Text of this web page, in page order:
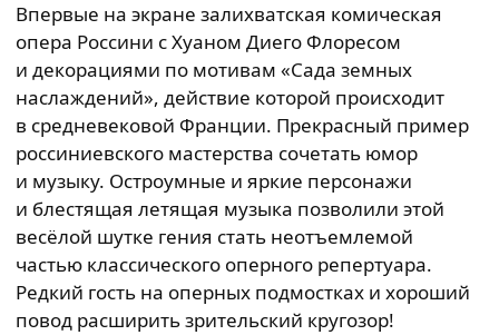
Впервые на экране залихватская комическая
опера Россини с Хуаном Диего Флоресом
и декорациями по мотивам «Сада земных
наслаждений», действие которой происходит
в средневековой Франции. Прекрасный пример
россиниевского мастерства сочетать юмор
и музыку. Остроумные и яркие персонажи
и блестящая летящая музыка позволили этой
весёлой шутке гения стать неотъемлемой
частью классического оперного репертуара.
Редкий гость на оперных подмостках и хороший
повод расширить зрительский кругозор!